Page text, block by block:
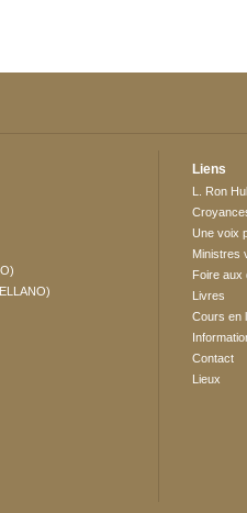
Liens
L. Ron
Une voix
Ministres
Foire aux
Livres
Cours en
Contact
Lieux